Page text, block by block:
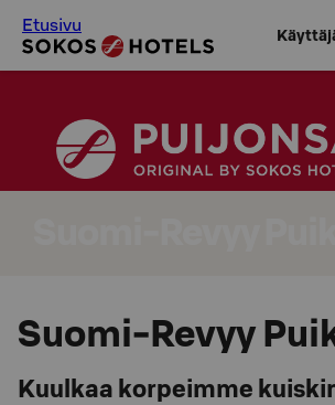
Etusivu
Suomi-Revyy
Kuulkaa korpeimme